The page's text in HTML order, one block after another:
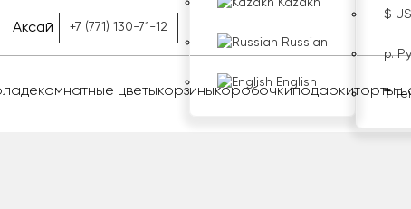
Аксай +7 (771) 130-71-12
Kazakh
Russian
English
$
р.
₸
комнатные цветыкорзиныкоробочкиподаркиторты